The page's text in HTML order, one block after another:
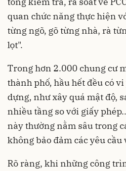
quan chức năng thực hiện
từng ngõ, gõ từng nhà, rà
lọt".
Trong hơn 2.000 chung cư
thành phố, hầu hết đều có
dựng, như xây quá mật độ,
nhiều tầng so với giấy
này thường nằm sâu trong
không bảo đảm các yêu cầu
Rõ ràng, khi những công